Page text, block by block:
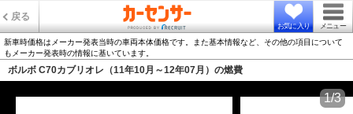
戻る
お気に入り メニュー
新車時価格はメーカー発表当時の車両本体価格です。また基本情報など、その他の項目について
もメーカー発表時の情報に基いています。
ボルボ C70カブリオレ（11年10月～12年07月）の燃費
1/3